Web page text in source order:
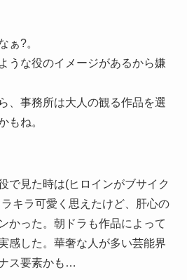
ぁ?。
うな役のイメージがあるから嫌
、事務所は大人の観る作品を選
もね。
で見た時は(ヒロインがブサイク
キラ可愛く思えたけど、肝心の
かった。朝ドラも作品によって
感した。華奢な人が多い芸能界
ス要素かも…